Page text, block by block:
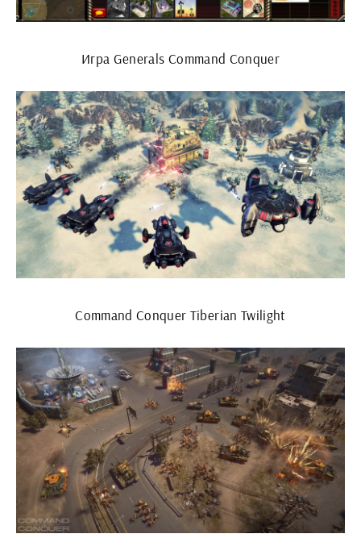
Игра Generals Command Conquer
Command Conquer Tiberian Twilight